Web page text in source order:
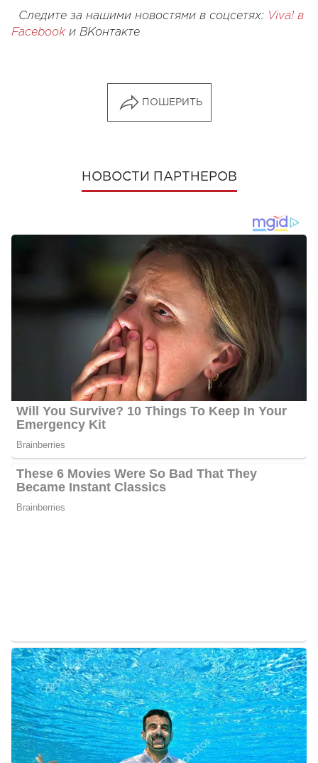
Следите за нашими новостями в соцсетях: Viva! в
Facebook и ВКонтакте
ПОШЕРИТЬ
НОВОСТИ ПАРТНЕРОВ